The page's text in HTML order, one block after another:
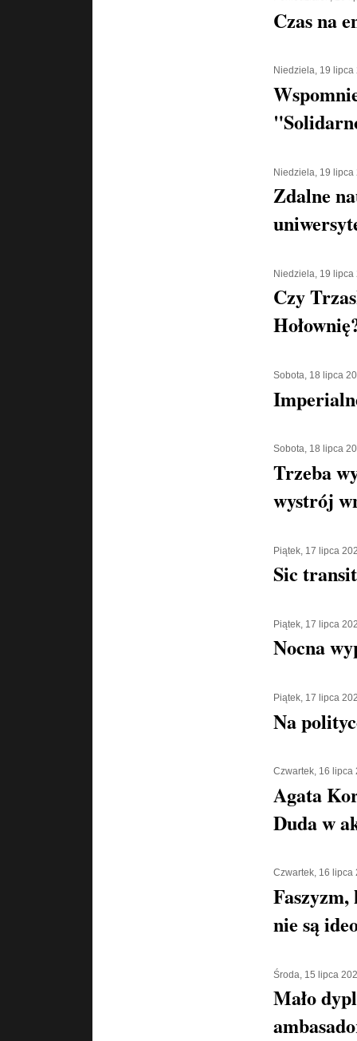
Czas na
Niedziela, 19 lipca
Niedziela, 19 lipca
Zdalne
Niedziela, 19 lipca
Czy
Sobota, 18 lipca
Sobota, 18 lipca
Trzeba
wystrój
Piątek, 17 lipca
Sic
Piątek, 17 lipca
Nocna
Piątek, 17 lipca
Na
Czwartek, 16 lipca
Agata
Duda w
Czwartek, 16 lipca
nie są
Środa, 15 lipca
Mało